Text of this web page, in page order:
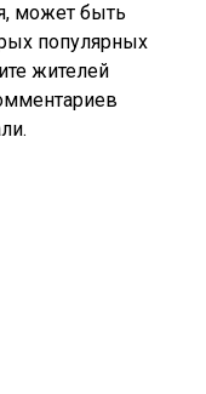
может быть
популярных
жителей